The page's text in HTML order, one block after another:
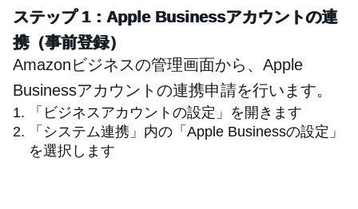
ステップ 1：Apple Businessアカウントの連
携（事前登録）
Amazonビジネスの管理画面から、Apple
Businessアカウントの連携申請を行います。
「ビジネスアカウントの設定」を開きます
「システム連携」内の「Apple Businessの設定」
を選択します